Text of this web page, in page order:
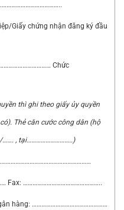
Giấy chứng nhận đăng ký đầu
Chức
thì ghi theo giấy ủy quyền
Thẻ căn cước công dân (hộ
……. , tại………………………..)
Fax: …………………………………………..
hàng: …………………………………………